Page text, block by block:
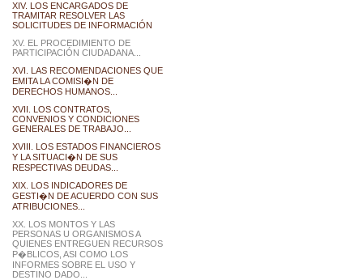
XIV. LOS ENCARGADOS DE
TRAMITAR RESOLVER LAS
SOLICITUDES DE INFORMACIÓN
XV. EL PROCEDIMIENTO DE
PARTICIPACIÓN CIUDADANA...
XVI. LAS RECOMENDACIONES QUE
EMITA LA COMISI�N DE
DERECHOS HUMANOS...
XVII. LOS CONTRATOS,
CONVENIOS Y CONDICIONES
GENERALES DE TRABAJO...
XVIII. LOS ESTADOS FINANCIEROS
Y LA SITUACI�N DE SUS
RESPECTIVAS DEUDAS...
XIX. LOS INDICADORES DE
GESTI�N DE ACUERDO CON SUS
ATRIBUCIONES...
XX. LOS MONTOS Y LAS
PERSONAS U ORGANISMOS A
QUIENES ENTREGUEN RECURSOS
P�BLICOS, ASI COMO LOS
INFORMES SOBRE EL USO Y
DESTINO DADO...